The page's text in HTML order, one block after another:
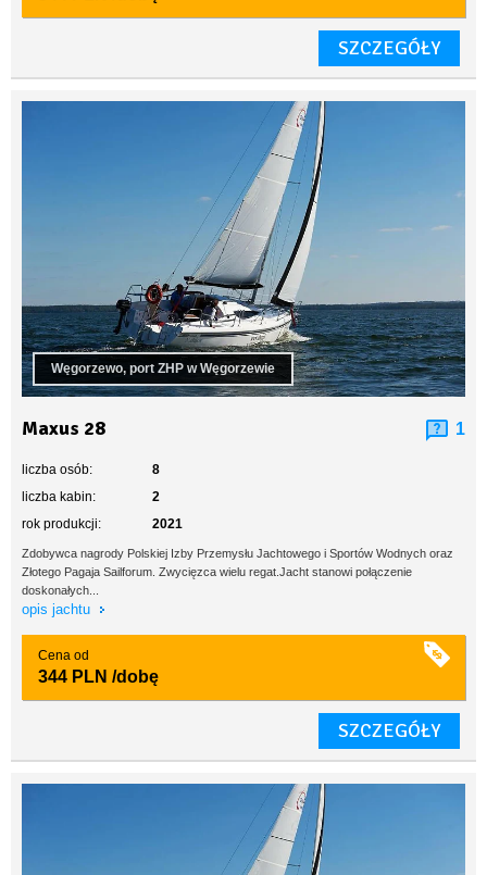
SZCZEGÓŁY
Węgorzewo, port ZHP w Węgorzewie
Maxus 28 1
liczba osób:
8
liczba kabin:
2
rok produkcji:
2021
Zdobywca nagrody Polskiej Izby Przemysłu Jachtowego i Sportów Wodnych oraz
Złotego Pagaja Sailforum. Zwycięzca wielu regat.Jacht stanowi połączenie
doskonałych...
opis jachtu
Cena od
344 PLN /dobę
SZCZEGÓŁY